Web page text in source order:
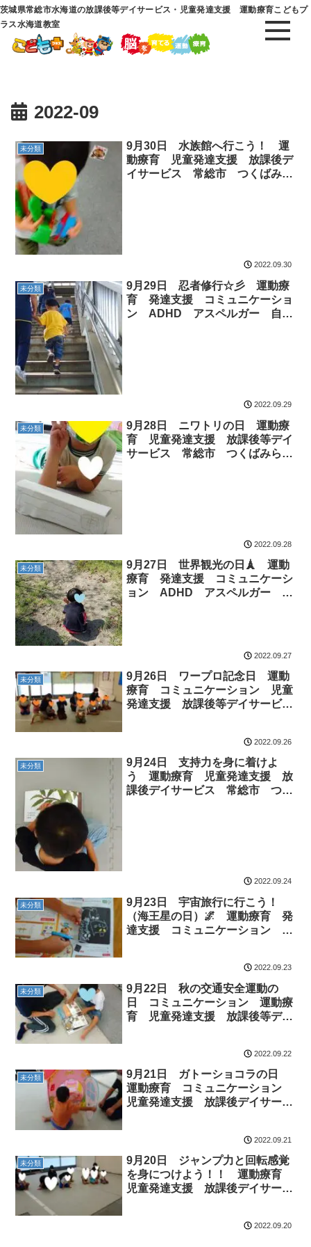
茨城県常総市水海道の放課後等デイサービス・児童発達支援 運動療育こどもプ
ラス水海道教室
2022-09
未分類
9月30日 水族館へ行こう！ 運
動療育 児童発達支援 放課後デ
イサービス 常総市 つくばみら
2022.09.30
未分類
9月29日 忍者修行☆彡 運動療
育 発達支援 コミュニケーショ
ン ADHD アスペルガー 自閉
2022.09.29
未分類
9月28日 ニワトリの日 運動療
育 児童発達支援 放課後等デイ
サービス 常総市 つくばみらい
2022.09.28
未分類
9月27日 世界観光の日🗼 運動
療育 発達支援 コミュニケーシ
ョン ADHD アスペルガー 自
2022.09.27
未分類
9月26日 ワープロ記念日 運動
療育 コミュニケーション 児童
発達支援 放課後等デイサービ
2022.09.26
未分類
9月24日 支持力を身に着けよ
う 運動療育 児童発達支援 放
課後デイサービス 常総市 つく
2022.09.24
未分類
9月23日 宇宙旅行に行こう！
（海王星の日）🌌 運動療育 発
達支援 コミュニケーション
ス 児童発達支援 常総市 つく
ばみらい市 坂東市 守谷市
2022.09.23
未分類
9月22日 秋の交通安全運動の
日 コミュニケーション 運動療
育 児童発達支援 放課後等デイ
2022.09.22
未分類
9月21日 ガトーショコラの日
運動療育 コミュニケーション
児童発達支援 放課後デイサービ
2022.09.21
未分類
9月20日 ジャンプ力と回転感覚
を身につけよう！！ 運動療育
児童発達支援 放課後デイサービ
2022.09.20